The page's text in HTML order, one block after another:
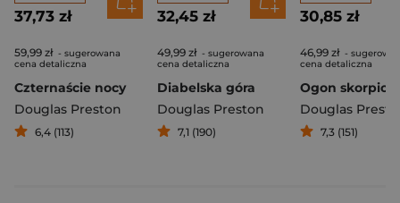
37,73 zł
59,99 zł - sugerowana
cena detaliczna
Czternaście nocy
Douglas Preston
6,4 (113)
32,45 zł
49,99 zł - sugerowana
cena detaliczna
Diabelska góra
Douglas Preston
7,1 (190)
30,85 zł
46,99 zł -
cena detaliczna
Ogon
Douglas
7,3 (151)